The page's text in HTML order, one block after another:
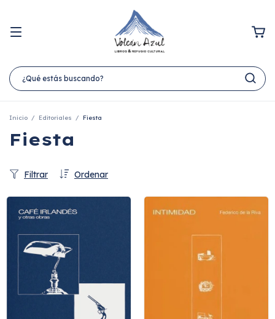
Inicio / Editoriales / Fiesta
Fiesta
Ordenar
Filtrar